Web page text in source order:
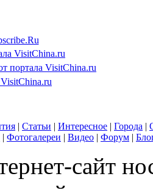
VisitChina.ru
портала VisitChina.ru
| Статьи | Интересное | Города |
| Фотогалереи | Видео | Форум |
сайт